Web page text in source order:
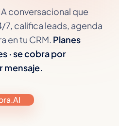
conversacional que
califica leads, agenda
en tu CRM. Planes
· se cobra por
mensaje.